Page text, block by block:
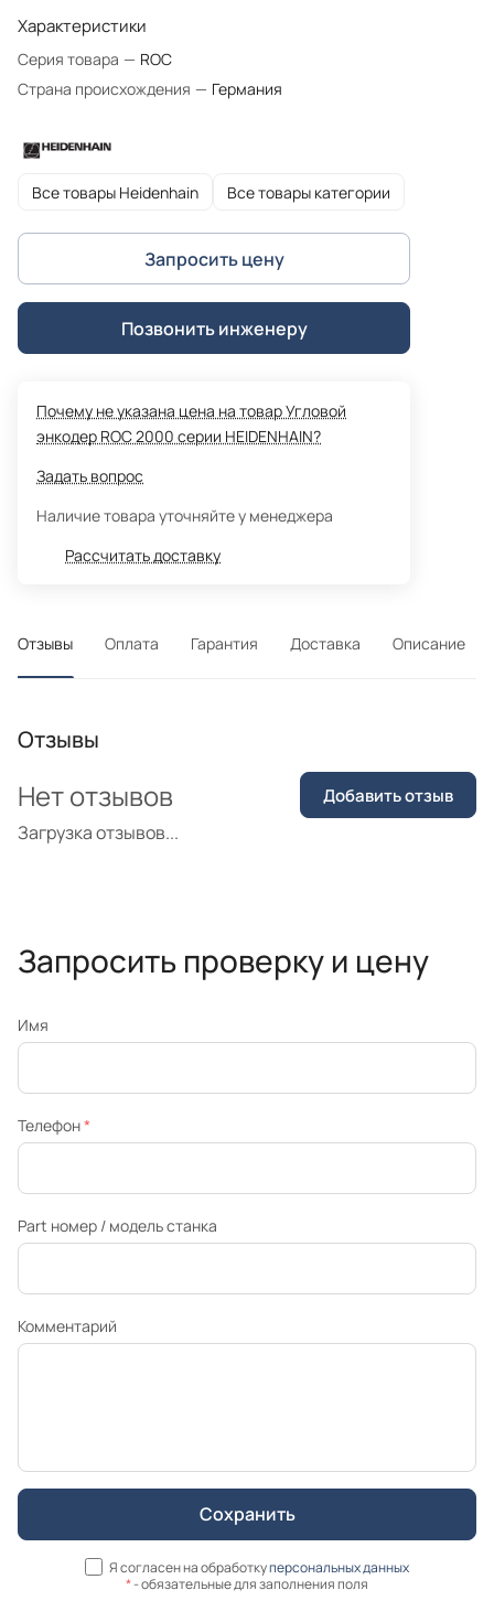
Характеристики
Серия товара — ROC
Страна происхождения — Германия
Все товары Heidenhain Все товары категории
Запросить цену
Позвонить инженеру
Почему не указана цена на товар Угловой
энкодер ROC 2000 серии HEIDENHAIN?
Задать вопрос
Наличие товара уточняйте у менеджера
Рассчитать доставку
Отзывы Оплата Гарантия Доставка Описание
Отзывы
Загрузка отзывов...
Нет отзывов Добавить отзыв
Запросить проверку и цену
Имя
Телефон*
Part номер / модель станка
Комментарий
Я согласен на обработкуперсональных данных
*- обязательные для заполнения поля